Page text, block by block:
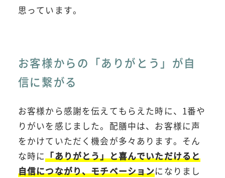
思っています。
お客様からの「ありがとう」が自
信に繋がる
お客様から感謝を伝えてもらえた時に、1番や
りがいを感じました。配膳中は、お客様に声
をかけていただく機会が多々あります。そん
な時に「ありがとう」と喜んでいただけると
自信につながり、モチベーションになりまし